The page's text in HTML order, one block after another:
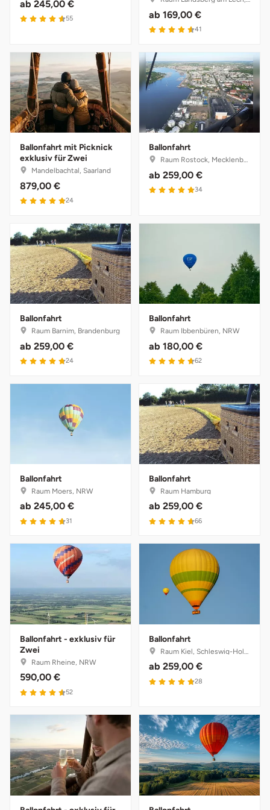
ab 245,00 €
4.6 von 5
55 ab 169,00 €
4.6 von 5
41
Ballonfahrt mit Picknick
exklusiv für Zwei
Mandelbachtal, Saarland
879,00 €
4.9 von 5
24
Ballonfahrt
Raum Rostock, Mecklenburg-Vorpommern
ab 259,00 €
4.9 von 5
34
Ballonfahrt
Raum Barnim, Brandenburg
ab 259,00 €
4.8 von 5
24
Ballonfahrt
Raum Ibbenbüren, NRW
ab 180,00 €
4.7 von 5
62
Ballonfahrt
Raum Moers, NRW
ab 245,00 €
4.7 von 5
31
Ballonfahrt
Raum Hamburg
ab 259,00 €
4.7 von 5
66
Ballonfahrt - exklusiv für
Zwei
Raum Rheine, NRW
590,00 €
4.6 von 5
52
Ballonfahrt
Raum Kiel, Schleswig-Holstein
ab 259,00 €
4.8 von 5
28
Herzogenaurach
Homburg
Horb am Neckar
Ingolstadt
Jena
Jerichower Land
Kamp-Lintfort
Karlsruhe
Kassel
Kempten
Kerken
Kronach
Kulmbach
Landkreis Rostock
Landshut
Langenselbold
Leipzig
Leutkirch
Ludwigslust-Parchim
Löbau
Lübeck